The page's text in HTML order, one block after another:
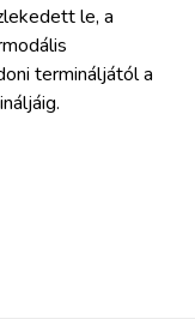
le, a
termináljától a